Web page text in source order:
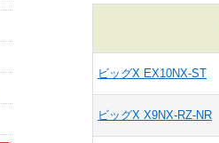
ビッグX EX10NX-ST
ビッグX X9NX-RZ-NR